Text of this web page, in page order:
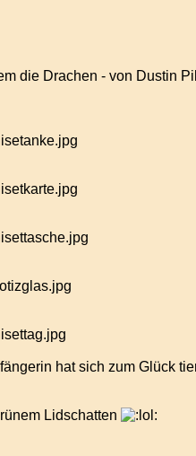
die Drachen - von Dustin
hat sich zum Glück
Lidschatten